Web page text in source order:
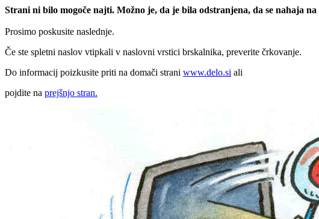
Strani ni bilo mogoče najti. Možno je, da je bila odstranjena, da se nahaja
Prosimo poskusite naslednje.
Če ste spletni naslov vtipkali v naslovni vrstici brskalnika, preverite črkovanje.
Do informacij poizkusite priti na domači strani www.delo.si ali
pojdite na prejšnjo stran.